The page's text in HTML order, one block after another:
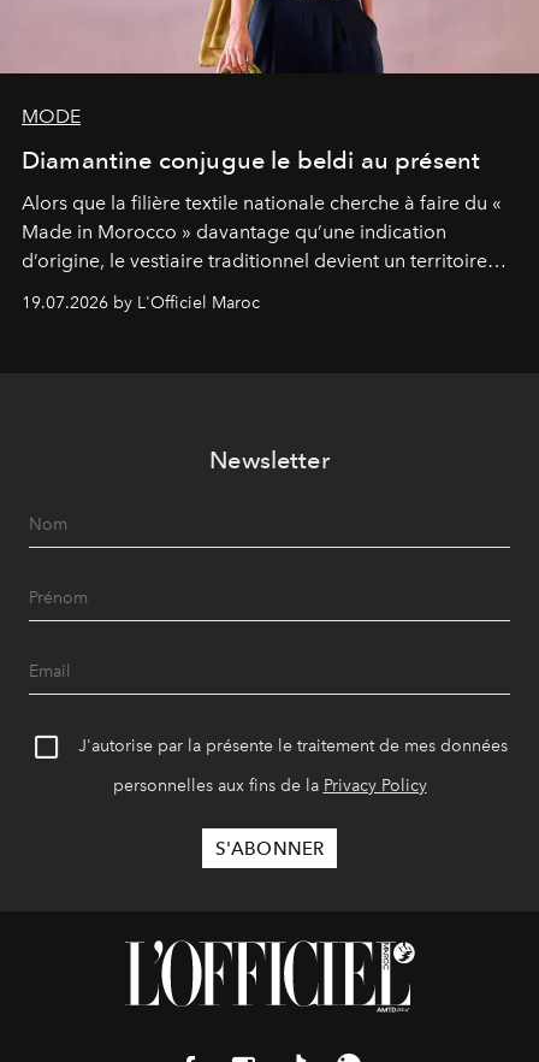
MODE
Diamantine conjugue le beldi au présent
Alors que la filière textile nationale cherche à faire du «
Made in Morocco » davantage qu’une indication
d’origine, le vestiaire traditionnel devient un territoire
d’expérimentation. Avec Néo Beldi, Diamantine en
révise les proportions et les usages pour l’inscrire dans
19.07.2026 by L'Officiel Maroc
Newsletter
J'autorise par la présente le traitement de mes données
personnelles aux fins de la Privacy Policy